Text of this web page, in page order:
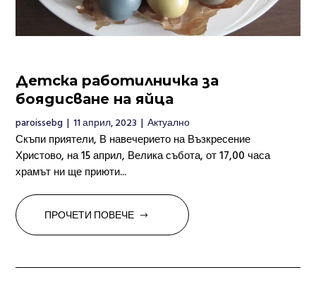
Детска работилничка за
боядисване на яйца
paroissebg | 11 април, 2023 | Актуално
Скъпи приятели, В навечерието на Възкресение
Христово, на 15 април, Велика събота, от 17,00 часа
храмът ни ще приюти...
ПРОЧЕТИ ПОВЕЧЕ